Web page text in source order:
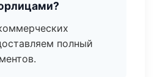
полный